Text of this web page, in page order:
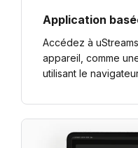
Application
Accédez à
appareil, comme
utilisant le